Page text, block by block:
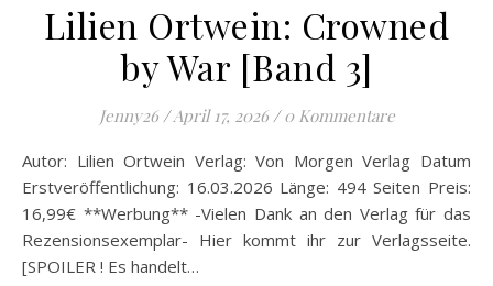
Lilien Ortwein: Crowned
by War [Band 3]
Jenny26 /April 17, 2026 / 0 Kommentare
Autor: Lilien Ortwein Verlag: Von Morgen Verlag Datum
Erstveröffentlichung: 16.03.2026 Länge: 494 Seiten Preis:
16,99€ **Werbung** -Vielen Dank an den Verlag für das
Rezensionsexemplar- Hier kommt ihr zur Verlagsseite.
[SPOILER ! Es handelt…